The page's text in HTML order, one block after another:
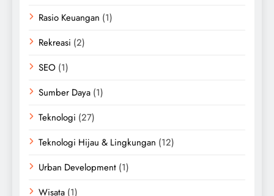
Rasio Keuangan (1)
Rekreasi (2)
SEO (1)
Sumber Daya (1)
Teknologi (27)
Teknologi Hijau & Lingkungan (12)
Urban Development (1)
Wisata (1)